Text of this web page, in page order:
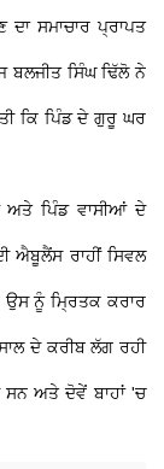
ਸਮਾਚਾਰ ਪ੍ਰਾਪਤ
ਬਲਜੀਤ ਸਿੰਘ ਢਿੱਲੋ ਨੇ
ਕਿ ਪਿੰਡ ਦੇ ਗੁਰੂ ਘਰ
ਅਤੇ ਪਿੰਡ ਵਾਸੀਆਂ ਦੇ
ਐਬੂਲੈਂਸ ਰਾਹੀਂ ਸਿਵਲ
ਉਸ ਨੂੰ ਮ੍ਰਿਤਕ ਕਰਾਰ
ਦੇ ਕਰੀਬ ਲੱਗ ਰਹੀ
ਅਤੇ ਦੋਵੇਂ ਬਾਹਾਂ 'ਚ